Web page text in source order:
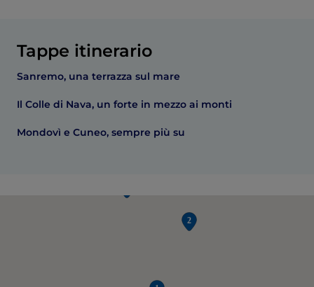
Tappe itinerario
Sanremo, una terrazza sul mare
Il Colle di Nava, un forte in mezzo ai monti
Mondovì e Cuneo, sempre più su